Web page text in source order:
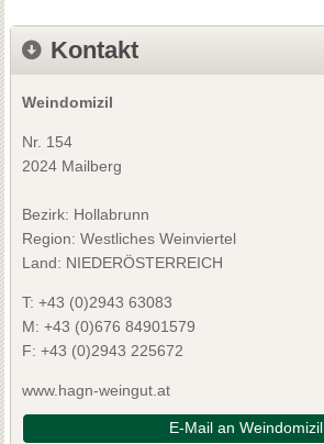
Kontakt
Weindomizil
Nr. 154
2024 Mailberg
Bezirk: Hollabrunn
Region: Westliches Weinviertel
Land: NIEDERÖSTERREICH
T: +43 (0)2943 63083
M: +43 (0)676 84901579
F: +43 (0)2943 225672
www.hagn-weingut.at
E-Mail an Weindomizil